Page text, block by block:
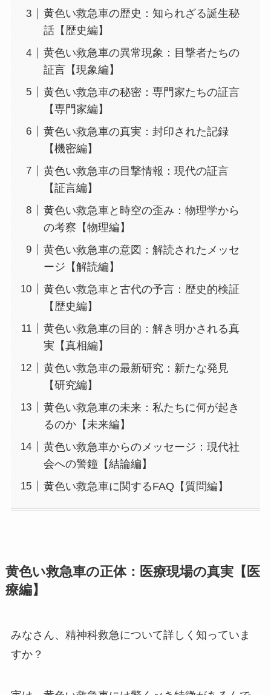
黄色い救急車の歴史：知られざる誕生秘
話【歴史編】
黄色い救急車の異常現象：目撃者たちの
証言【現象編】
黄色い救急車の秘密：専門家たちの証言
【専門家編】
黄色い救急車の真実：封印された記録
【機密編】
黄色い救急車の目撃情報：現代の証言
【証言編】
黄色い救急車と時空の歪み：物理学から
の考察【物理編】
黄色い救急車の意図：解読されたメッセ
ージ【解読編】
黄色い救急車と古代の予言：歴史的検証
【歴史編】
黄色い救急車の目的：解き明かされる真
実【真相編】
黄色い救急車の最新研究：新たな発見
【研究編】
黄色い救急車の未来：私たちに何が起き
るのか【未来編】
黄色い救急車からのメッセージ：現代社
会への警鐘【結論編】
黄色い救急車に関するFAQ【質問編】
黄色い救急車の正体：医療現場の真実【医
療編】
みなさん、精神科救急について詳しく知っていま
すか？